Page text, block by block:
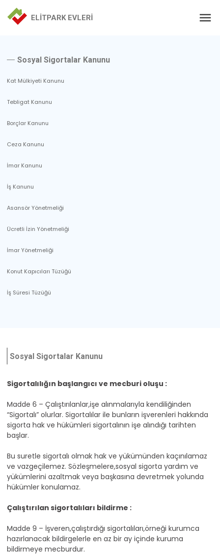
ELİTPARK EVLERİ
Sosyal Sigortalar Kanunu
Kat Mülkiyeti Kanunu
Tebligat Kanunu
Borçlar Kanunu
Ceza Kanunu
İmar Kanunu
İş Kanunu
Asansör Yönetmeliği
Ücretli İzin Yönetmeliği
İmar Yönetmeliği
Konut Kapıcıları Tüzüğü
İş Süresi Tüzüğü
Sosyal Sigortalar Kanunu
Sigortalılığın başlangıcı ve mecburi oluşu :
Madde 6 – Çalıştırılanlar,işe alınmalarıyla kendiliğinden
“Sigortalı” olurlar. Sigortalılar ile bunların işverenleri hakkında
sigorta hak ve hükümleri sigortalının işe alındığı tarihten
başlar.
Bu suretle sigortalı olmak hak ve yükümünden kaçınılamaz
ve vazgeçilemez. Sözleşmelere,sosyal sigorta yardım ve
yükümlerini azaltmak veya başkasına devretmek yolunda
hükümler konulamaz.
Çalıştırılan sigortalıları bildirme :
Madde 9 – İşveren,çalıştırdığı sigortalıları,örneği kurumca
hazırlanacak bildirgelerle en az bir ay içinde kuruma
bildirmeye mecburdur.